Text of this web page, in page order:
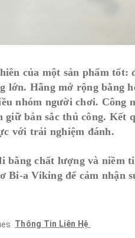
của một sản phẩm tốt:
Hãng mở rộng bằng
nhóm người chơi. Công
bản sắc thủ công. Kết
với trải nghiệm đánh.
bằng chất lượng và
Bi-a Viking để cảm nhận
Thông Tin Liên Hệ